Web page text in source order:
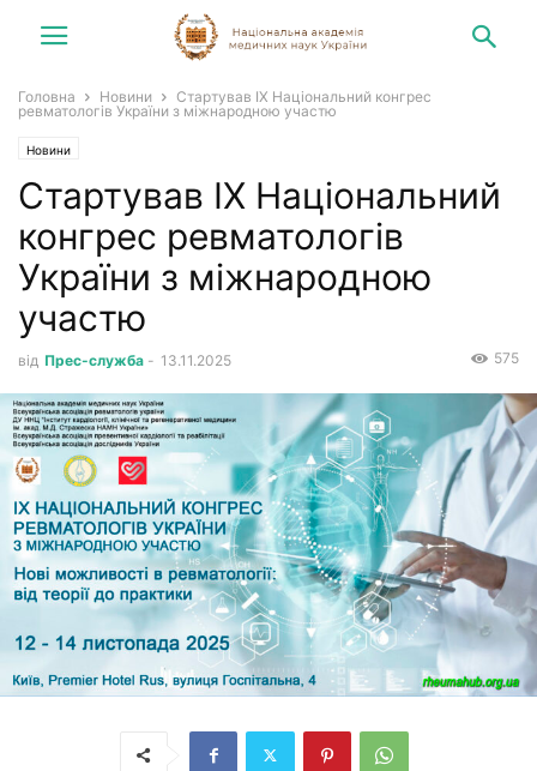
Головна Новини
Стартував IX Національний конгрес
ревматологів України з міжнародною участю
Новини
Стартував IX Національний
конгрес ревматологів
України з міжнародною
участю
від Прес-служба - 13.11.2025 575